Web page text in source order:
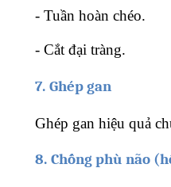
- Tuần hoàn chéo.
- Cắt đại tràng.
7. Ghép gan
Ghép gan hiệu quả
8. Chống phù não